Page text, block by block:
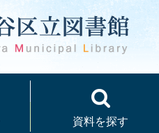
資料を探す